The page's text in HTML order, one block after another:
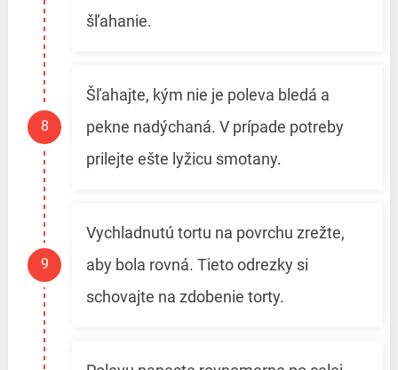
šľahanie.
Šľahajte, kým nie je poleva bledá a
pekne nadýchaná. V prípade potreby
prilejte ešte lyžicu smotany.
Vychladnutú tortu na povrchu zrežte,
aby bola rovná. Tieto odrezky si
schovajte na zdobenie torty.